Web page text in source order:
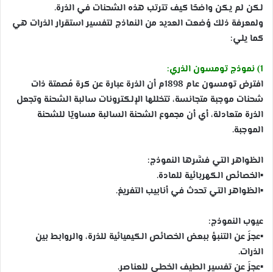
لكن لم يكن واضحًا كيف تترتب هذه الشحنات في الذرة.
ولمعرفة ذلك وُضعت العديد من النماذج لتفسير استقرار الذرات هي
كما يلي:
1) نموذج تومسون الذري:
افترض تومسون عام 1898م أن الذرة عبارة عن كرة مُصمتة ذات
شحنات موجبة متجانسة، تتخللها الإلكترونات سالبة الشحنة وتجعل
الذرة متعادلة، أي أن مجموع الشحنة السالبة مساويًا للشحنة
الموجبة.
الظواهر التي فسَّرها النموذج:
▪الخصائص الكهربائية للمادة.
▪الظواهر التي تحدث في أنابيب التفريغ.
عيوب النموذج:
▪عجزَ عن التنبؤ ببعض الخصائص الكيميائية للذرة، والروابط بين
الذرات.
▪عجزَ عن تفسير الطيف الخطي للعناصر.